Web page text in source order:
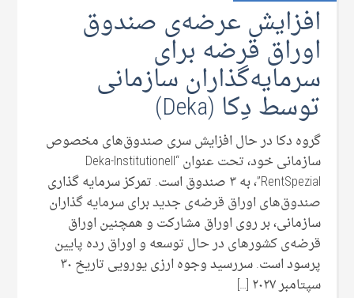
افزایش عرضه‌ی صندوق
اوراق قرضه برای
سرمایه‌گذاران سازمانی
توسط دِکا (Deka)
گروه دکا در حال افزایش سری صندوق‌های مخصوص
سازمانی خود، تحت عنوان “Deka-Institutionell
RentSpezial”، به ۳ صندوق است. تمرکز سرمایه گذاری
صندوق‌های اوراق قرضه‌ی جدید برای سرمایه گذاران
سازمانی، بر روی اوراق مشارکت و همچنین اوراق
قرضه‌ی کشورهای در حال توسعه و اوراق رده پایین
پرسود است. سررسید وجوه ارزی یورویی تاریخ ۳۰
سپتامبر ۲۰۲۷ […]